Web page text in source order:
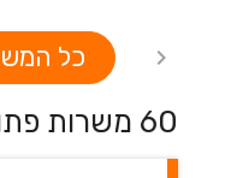
כל
60 משרות פתוחות